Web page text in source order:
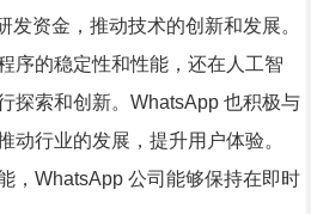
发资金，推动技术的创新和发展。
序的稳定性和性能，还在人工智
探索和创新。WhatsApp 也积极与
动行业的发展，提升用户体验。
，WhatsApp 公司能够保持在即时